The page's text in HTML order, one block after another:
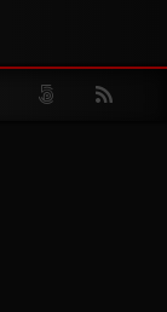
Twitter 500px RSS